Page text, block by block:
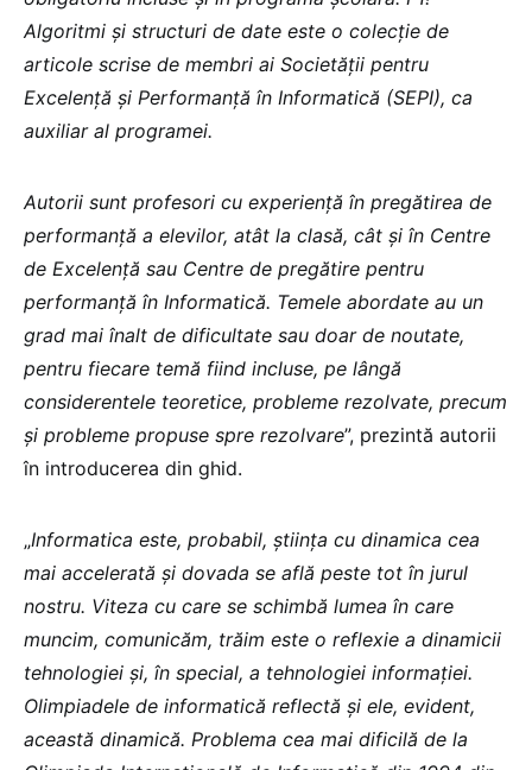
Algoritmi și structuri de date este o colecție de
articole scrise de membri ai Societății pentru
Excelență și Performanță în Informatică (SEPI), ca
auxiliar al programei.
Autorii sunt profesori cu experiență în pregătirea de
performanță a elevilor, atât la clasă, cât și în Centre
de Excelență sau Centre de pregătire pentru
performanță în Informatică. Temele abordate au un
grad mai înalt de dificultate sau doar de noutate,
pentru fiecare temă fiind incluse, pe lângă
considerentele teoretice, probleme rezolvate, precum
și probleme propuse spre rezolvare”, prezintă autorii
în introducerea din ghid.
„Informatica este, probabil, știința cu dinamica cea
mai accelerată și dovada se află peste tot în jurul
nostru. Viteza cu care se schimbă lumea în care
muncim, comunicăm, trăim este o reflexie a dinamicii
tehnologiei și, în special, a tehnologiei informației.
Olimpiadele de informatică reflectă și ele, evident,
această dinamică. Problema cea mai dificilă de la